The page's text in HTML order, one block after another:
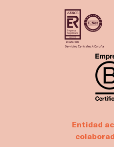
Entidad